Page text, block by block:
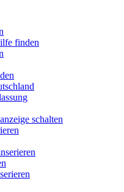
finden
schalten